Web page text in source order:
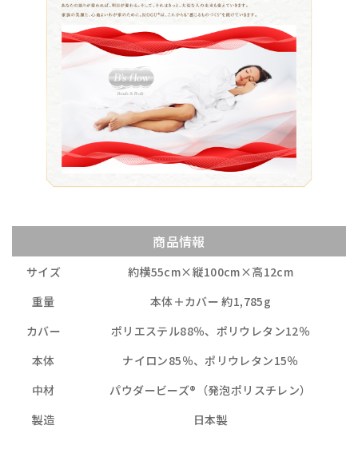
商品情報
サイズ
約横55cm×縦100cm×高12cm
重量
本体＋カバー 約1,785g
カバー
ポリエステル88％、ポリウレタン12％
本体
ナイロン85％、ポリウレタン15％
中材
パウダービーズ®（発泡ポリスチレン）
製造
日本製